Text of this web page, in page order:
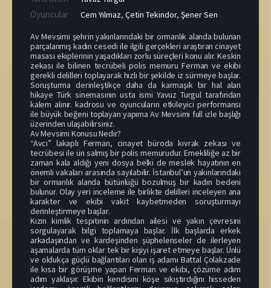
Oyuncular Cem Yılmaz, Çetin Tekindor, Şener Sen
Av Mevsimi şehrin yakınlarındaki bir ormanlık alanda bulunan
parçalanmış kadın cesedi ile ilgili gerçekleri araştıran cinayet
masası ekiplerinin yaşadıkları zorlu süreçleri konu alır. Keskin
zekası ile bilinen tecrübeli polis memuru Ferman ve ekibi
gerekli delilleri toplayarak hızlı bir şekilde iz sürmeye başlar.
Soruşturma derinleştikçe daha da karmaşık bir hal alan
hikaye Türk sinemasının usta ismi Yavuz Turgul tarafından
kalem alınır. kadrosu ve oyuncuların etkileyici performansı
ile büyük beğeni toplayan yapıma Av Mevsimi full izle başlığı
üzerinden ulaşabilirsiniz.
Av Mevsimi Konusu Nedir?
“Avcı” lakaplı Ferman, cinayet büroda kıvrak zekası ve
tecrübesi ile ün salmış bir polis memurudur. Emekliliğe az bir
zaman kala aldığı yeni dosya belki de meslek hayatının en
önemli vakaları arasında sayılabilir. İstanbul’un yakınlarındaki
bir ormanlık alanda bütünlüğü bozulmuş bir kadın bedeni
bulunur. Olay yeri inceleme ile birlikte delilleri inceleyen ana
karakter ve ekibi vakit kaybetmeden soruşturmayı
derinleştirmeye başlar.
Kızın kimlik tespitinin ardından ailesi ve yakın çevresini
sorgulayarak bilgi toplamaya başlar. İlk başlarda erkek
arkadaşından ve kardeşinden şüphelenseler de ilerleyen
aşamalarda tüm oklar tek bir kişiyi işaret etmeye başlar. Ünlü
ve oldukça güçlü bağlantıları olan iş adamı Battal Çolakzade
ile kısa bir görüşme yapan Ferman ve ekibi, çözüme adım
adım yaklaşır. Ekibin kendisini köşe sıkıştırdığını hisseden